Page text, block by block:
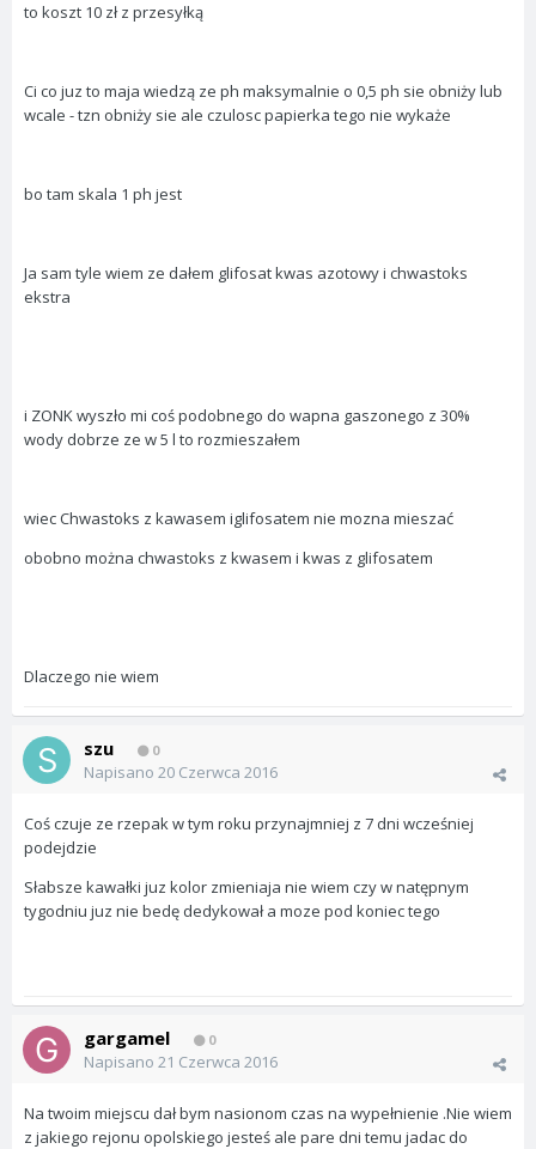
to koszt 10 zł z przesyłką
Ci co juz to maja wiedzą ze ph maksymalnie o 0,5 ph sie obniży lub
wcale - tzn obniży sie ale czulosc papierka tego nie wykaże
bo tam skala 1 ph jest
Ja sam tyle wiem ze dałem glifosat kwas azotowy i chwastoks
ekstra
i ZONK wyszło mi coś podobnego do wapna gaszonego z 30%
wody dobrze ze w 5 l to rozmieszałem
wiec Chwastoks z kawasem iglifosatem nie mozna mieszać
obobno można chwastoks z kwasem i kwas z glifosatem
Dlaczego nie wiem
szu 0
Napisano 20 Czerwca 2016
Coś czuje ze rzepak w tym roku przynajmniej z 7 dni wcześniej
podejdzie
Słabsze kawałki juz kolor zmieniaja nie wiem czy w natępnym
tygodniu juz nie bedę dedykował a moze pod koniec tego
gargamel 0
Napisano 21 Czerwca 2016
Na twoim miejscu dał bym nasionom czas na wypełnienie .Nie wiem
z jakiego rejonu opolskiego jesteś ale pare dni temu jadac do